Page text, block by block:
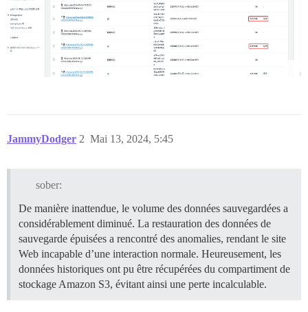
JammyDodger Mai 13, 2024, 5:45
2
sober:
De manière inattendue, le volume des données sauvegardées a
considérablement diminué. La restauration des données de
sauvegarde épuisées a rencontré des anomalies, rendant le site
Web incapable d’une interaction normale. Heureusement, les
données historiques ont pu être récupérées du compartiment de
stockage Amazon S3, évitant ainsi une perte incalculable.